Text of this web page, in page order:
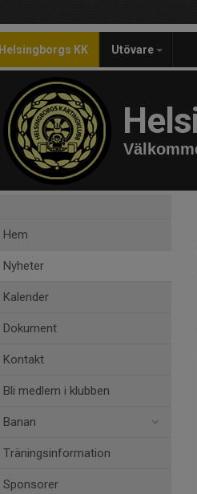
Helsingborgs KK Utövare
Hem
Nyheter
Kalender
Dokument
Kontakt
Bli medlem i klubben
Banan
Träningsinformation
Sponsorer